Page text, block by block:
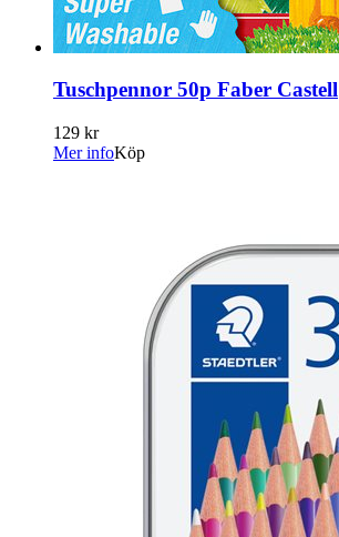
Tuschpennor 50p Faber Castell
129 kr
Mer infoKöp